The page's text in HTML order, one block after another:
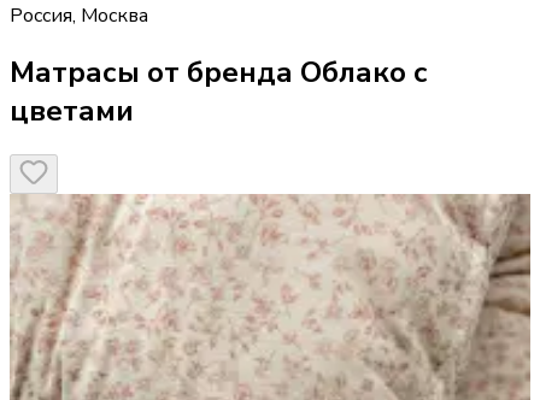
Россия, Москва
Матрасы от бренда Облако с
цветами